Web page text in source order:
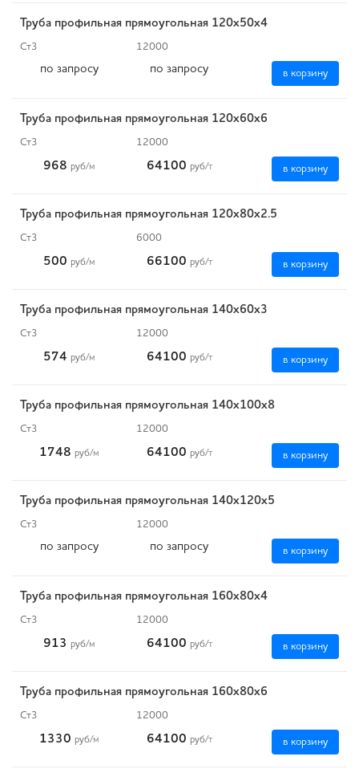
Труба профильная прямоугольная 120х50х4
Ст3 12000
по запросу по запросу в корзину
Труба профильная прямоугольная 120х60х6
Ст3 12000
968 руб/м 64100 руб/т в корзину
Труба профильная прямоугольная 120х80х2.5
Ст3 6000
500 руб/м 66100 руб/т в корзину
Труба профильная прямоугольная 140х60х3
Ст3 12000
574 руб/м 64100 руб/т в корзину
Труба профильная прямоугольная 140х100х8
Ст3 12000
1748 руб/м 64100 руб/т в корзину
Труба профильная прямоугольная 140х120х5
Ст3 12000
по запросу по запросу в корзину
Труба профильная прямоугольная 160х80х4
Ст3 12000
913 руб/м 64100 руб/т в корзину
Труба профильная прямоугольная 160х80х6
Ст3 12000
1330 руб/м 64100 руб/т в корзину